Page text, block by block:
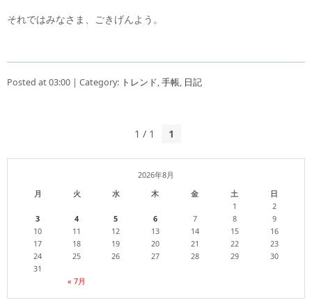
それではみなさま、ごきげんよう。
Posted at 03:00 | Category: トレンド,手帳, 日記
1 / 1 1
2026年8月
月
火 水 木 金 土 日
« 7月
1
2
3
4 5 6 7 8
9
10
11 12 13 14 15
16
17
18 19 20 21 22
23
24
25 26 27 28 29
30
31